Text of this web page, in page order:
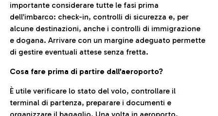
importante considerare tutte le fasi prima
dell’imbarco: check-in, controlli di sicurezza e, per
alcune destinazioni, anche i controlli di immigrazione
e dogana. Arrivare con un margine adeguato permette
di gestire eventuali attese senza fretta.
Cosa fare prima di partire dall’aeroporto?
È utile verificare lo stato del volo, controllare il
terminal di partenza, preparare i documenti e